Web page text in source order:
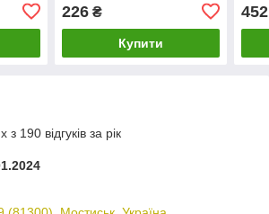
226₴
Купити
452
190 відгуків за рік